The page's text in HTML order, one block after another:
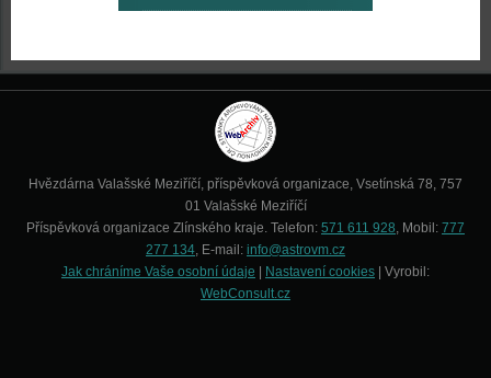
Hvězdárna Valašské Meziříčí, příspěvková organizace, Vsetínská 78, 757
01 Valašské Meziříčí
Příspěvková organizace Zlínského kraje. Telefon: 571 611 928, Mobil: 777
277 134, E-mail: info@astrovm.cz
Jak chráníme Vaše osobní údaje
Nastavení cookies | Vyrobil:
WebConsult.cz